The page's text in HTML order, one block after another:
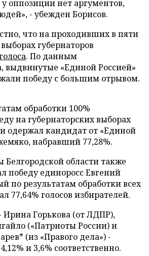
оппозиции нет аргументов,
- убежден Борисов.
что на проходивших в пяти
губернаторов
. По данным
выдвинутые «Единой Россией»
победу с большим отрывом.
обработки 100%
на губернаторских выборах
одержал кандидат от «Единой
набравший 77,28%.
Белгородской области также
победу единоросс Евгений
по результатам обработки всех
77,64% голосов избирателей.
Ирина Горькова (от ЛДПР),
(«Патриоты России) и
(из «Правого дела») -
и 3,6% соответственно.